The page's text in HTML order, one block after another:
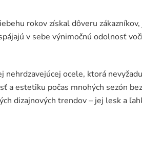
rokov získal dôveru
v sebe výnimočnú odolnosť
ocele, ktorá
a estetiku počas mnohých sezón
dizajnových trendov – jej lesk a